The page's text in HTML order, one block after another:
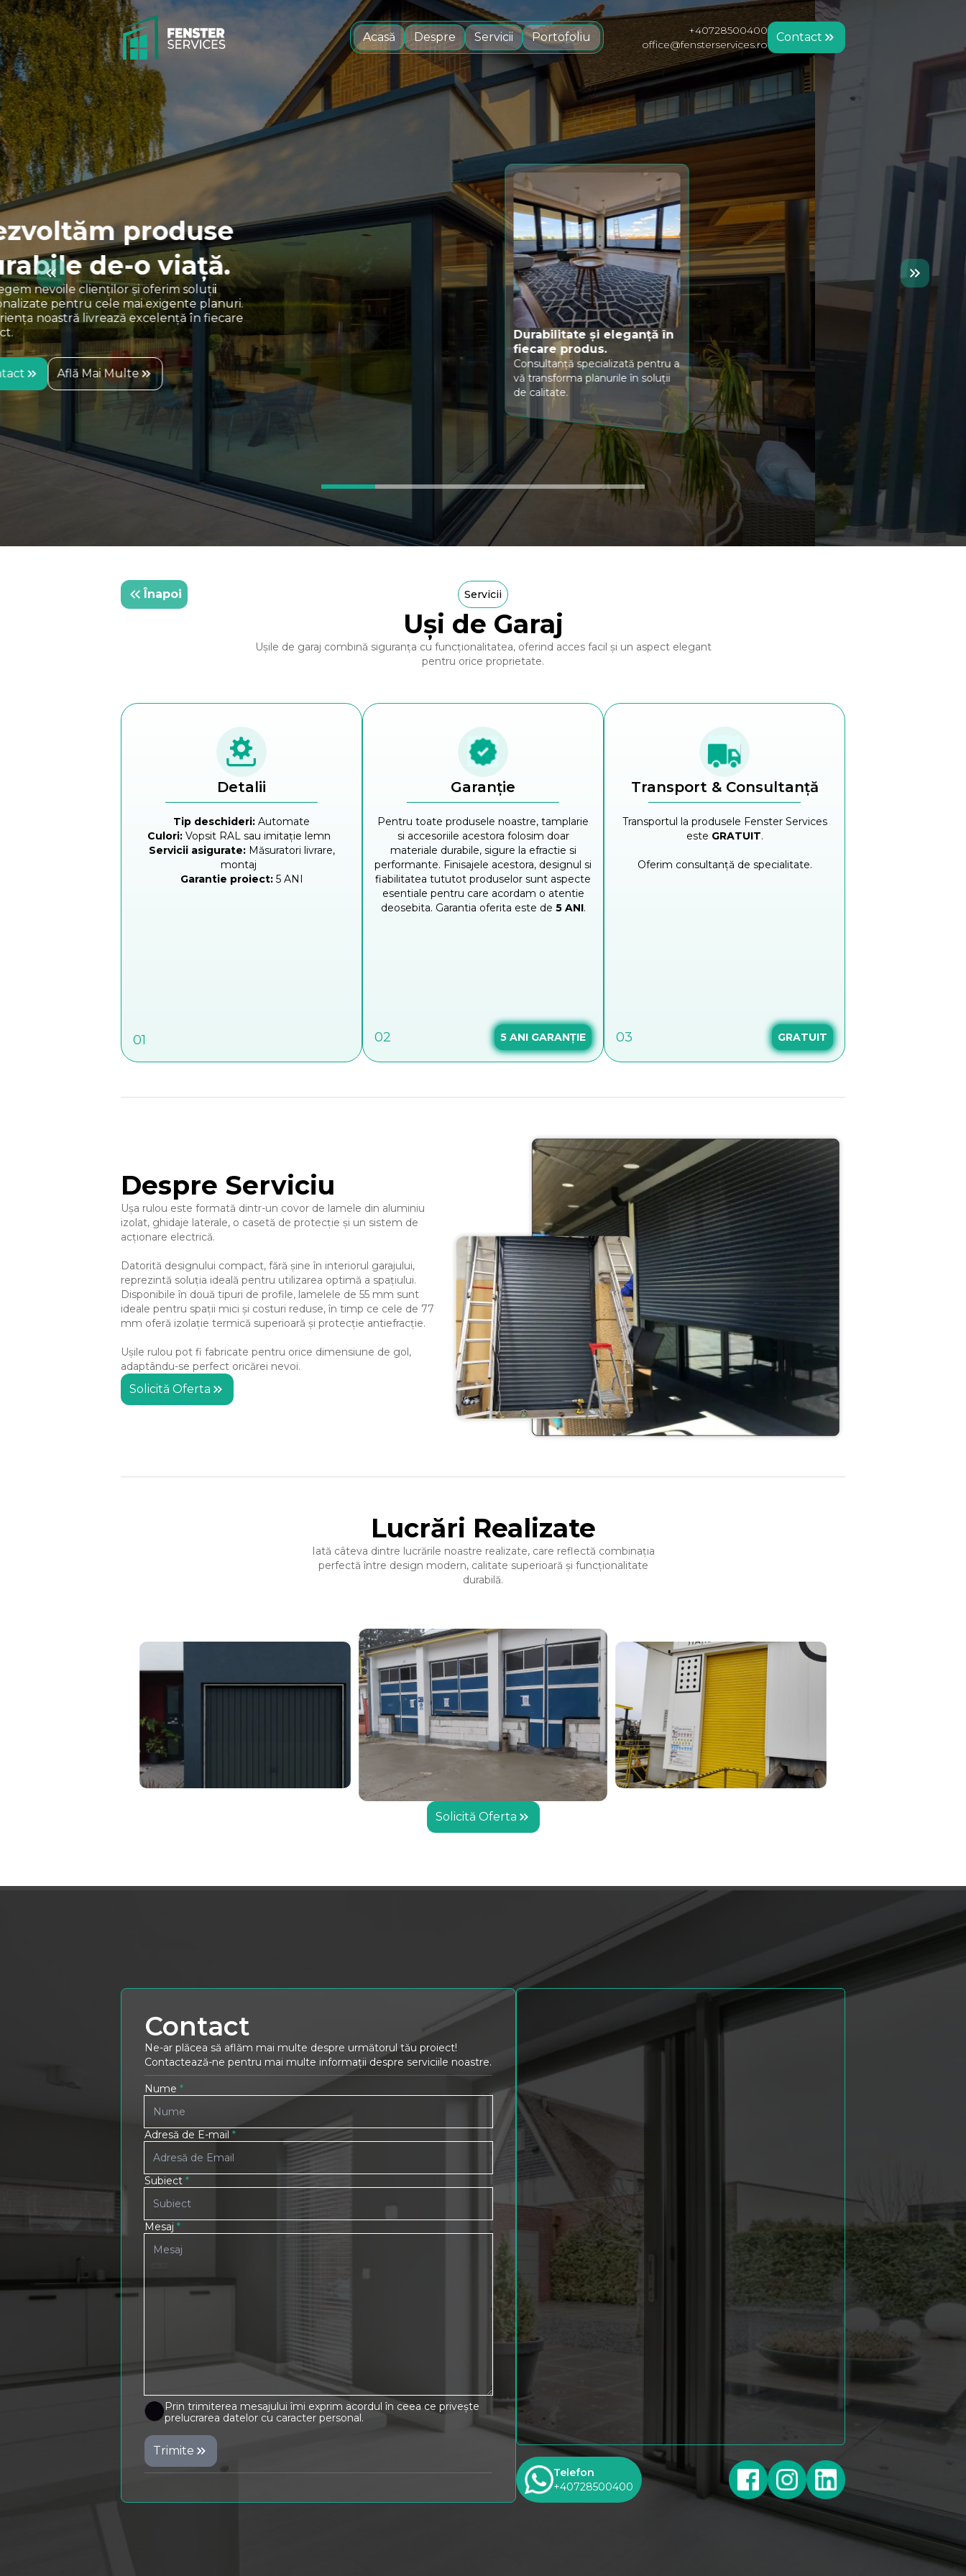
Tâmplărie Aluminiu
O gamă largă de produse realizate din aluminiu
precum uși glisante, armonice, ferestre și altele.
Descoperă eleganța și rezistența tâmplăriei din
aluminiu.
Contact Află Mai Multe
Uși & Ferestre din
Aluminiu
Ușile și ferestrele din aluminiu
sunt rezistente, termoizolante și
personalizabile, ideale pentru
orice tip.
Acasă Despre Servicii Portofoliu
+40728500400
office@fensterservices.ro
Contact
Înapoi Servicii
Uși de Garaj
Ușile de garaj combină siguranța cu funcționalitatea, oferind acces facil și un aspect elegant
pentru orice proprietate.
Detalii
Tip deschideri: Automate
Culori:Vopsit RAL sau imitație lemn
Servicii asigurate:Măsuratori livrare,
montaj
Garantie proiect:5 ANI
01
Garanție
Pentru toate produsele noastre, tamplarie
si accesoriile acestora folosim doar
materiale durabile, sigure la efractie si
performante. Finisajele acestora, designul si
fiabilitatea tututot produselor sunt aspecte
esentiale pentru care acordam o atentie
deosebita. Garantia oferita este de 5 ANI.
02 5 ANI GARANȚIE
Transport & Consultanță
Transportul la produsele Fenster Services
este GRATUIT.
Oferim consultanță de specialitate.
03 GRATUIT
Despre Serviciu
Ușa rulou este formată dintr-un covor de lamele din aluminiu
izolat, ghidaje laterale, o casetă de protecție și un sistem de
acționare electrică.
Datorită designului compact, fără șine în interiorul garajului,
reprezintă soluția ideală pentru utilizarea optimă a spațiului.
Disponibile în două tipuri de profile, lamelele de 55 mm sunt
ideale pentru spații mici și costuri reduse, în timp ce cele de 77
mm oferă izolație termică superioară și protecție antiefracție.
Ușile rulou pot fi fabricate pentru orice dimensiune de gol,
adaptându-se perfect oricărei nevoi.
Solicită Oferta
Lucrări Realizate
Iată câteva dintre lucrările noastre realizate, care reflectă combinația
perfectă între design modern, calitate superioară și funcționalitate
durabilă.
Solicită Oferta
Contact
Ne-ar plăcea să aflăm mai multe despre următorul tău proiect!
Contactează-ne pentru mai multe informații despre serviciile noastre.
Nume *
Adresă de E-mail *
Subiect *
Mesaj *
Prin trimiterea mesajului îmi exprim acordul în ceea ce privește
prelucrarea datelor cu caracter personal.
Trimite
Telefon
+40728500400